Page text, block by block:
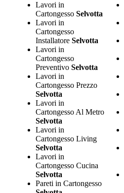
Lavori in
Cartongesso Selvotta
Lavori in
Cartongesso
Installatore Selvotta
Lavori in
Cartongesso
Preventivo Selvotta
Lavori in
Cartongesso Prezzo
Selvotta
Lavori in
Cartongesso Al Metro
Selvotta
Lavori in
Cartongesso Living
Selvotta
Lavori in
Cartongesso Cucina
Selvotta
Pareti in Cartongesso